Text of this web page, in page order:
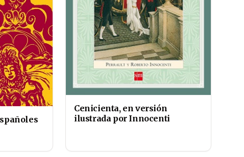
Cenicienta, en versión
ilustrada por Innocenti